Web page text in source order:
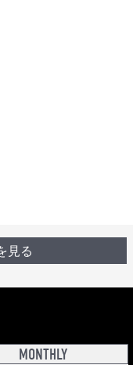
見る
MONTHLY